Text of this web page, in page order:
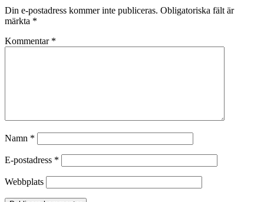
Din e-postadress kommer inte publiceras. Obligatoriska fält är
märkta *
Kommentar *
Namn *
E-postadress *
Webbplats